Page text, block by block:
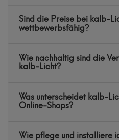
Sind die Preise bei kalb-
wettbewerbsfähig?
Wie nachhaltig sind die
kalb-Licht?
Was unterscheidet kalb-
Online-Shops?
Wie pflege und installiere